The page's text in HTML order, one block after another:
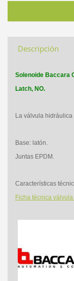
Descripción
Solenoide Baccara
Latch, NO.
La válvula hidráulica
Base: latón.
Juntas EPDM.
Características
Ficha técnica